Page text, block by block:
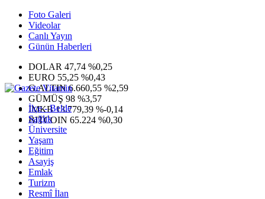
Foto Galeri
Videolar
Canlı Yayın
Günün Haberleri
DOLAR 47,74 %0,25
EURO 55,25 %0,43
G.ALTIN6.660,55 %2,59
GÜMÜŞ 98 %3,57
IMKB13.779,39 %-0,14
BITCOIN 65.224 %0,30
İlçe - Belde
Sağlık
Üniversite
Yaşam
Eğitim
Asayiş
Emlak
Turizm
Resmî İlan